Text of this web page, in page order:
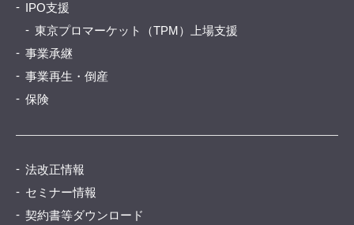
IPO支援
東京プロマーケット（TPM）上場支援
事業承継
事業再生・倒産
保険
法改正情報
セミナー情報
契約書等ダウンロード